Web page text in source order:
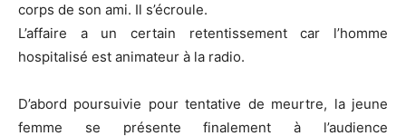
corps de son ami. Il s’écroule.
L’affaire a un certain retentissement car l’homme
hospitalisé est animateur à la radio.
D’abord poursuivie pour tentative de meurtre, la jeune
femme se présente finalement à l’audience